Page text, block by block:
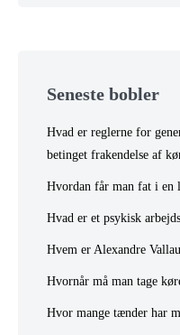
Seneste bobler
Hvad er reglerne for
betinget frakendelse af
Hvordan får man fat i en
Hvad er et psykisk
Hvem er Alexandre
Hvornår må man tage
Hvor mange tænder har